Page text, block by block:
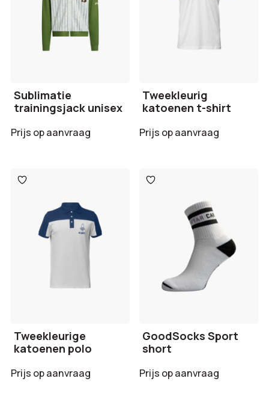
Sublimatie
trainingsjack unisex
Prijs op aanvraag
Tweekleurig
katoenen t-shirt
Prijs op aanvraag
Toevoegen
aan
Tweekleurige
katoenen polo
Prijs op aanvraag
Toevoegen
aan
GoodSocks Sport
short
Prijs op aanvraag